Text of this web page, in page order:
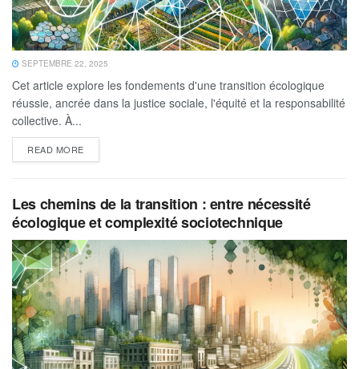
SEPTEMBRE 22, 2025
Cet article explore les fondements d'une transition écologique
réussie, ancrée dans la justice sociale, l'équité et la responsabilité
collective. À...
READ MORE
Les chemins de la transition : entre nécessité
écologique et complexité sociotechnique